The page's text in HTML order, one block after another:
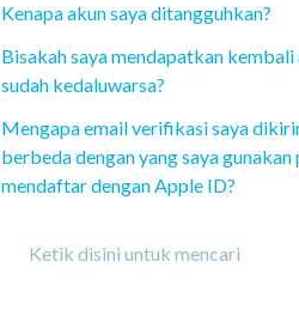
Kenapa akun saya ditangguhkan?
Bisakah saya mendapatkan kembali
sudah kedaluwarsa?
Mengapa email verifikasi saya
berbeda dengan yang saya gunakan
mendaftar dengan Apple ID?